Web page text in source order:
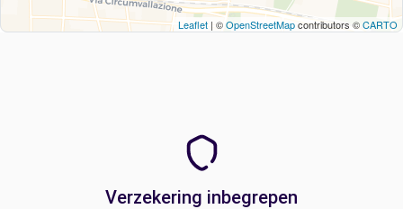
Leaflet | ©OpenStreetMapcontributors ©CARTO
Verzekering inbegrepen